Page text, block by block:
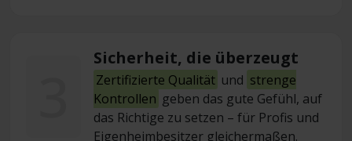
Sicherheit, die überzeugt
Zertifizierte Qualität und strenge
Kontrollen geben das gute Gefühl, auf
das Richtige zu setzen – für Profis und
Eigenheimbesitzer gleichermaßen.